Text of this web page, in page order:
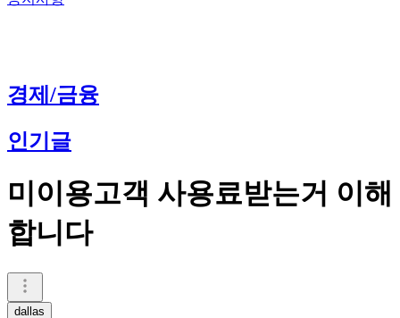
경제/금융
인기글
미이용고객 사용료받는거 이해
합니다
dallas